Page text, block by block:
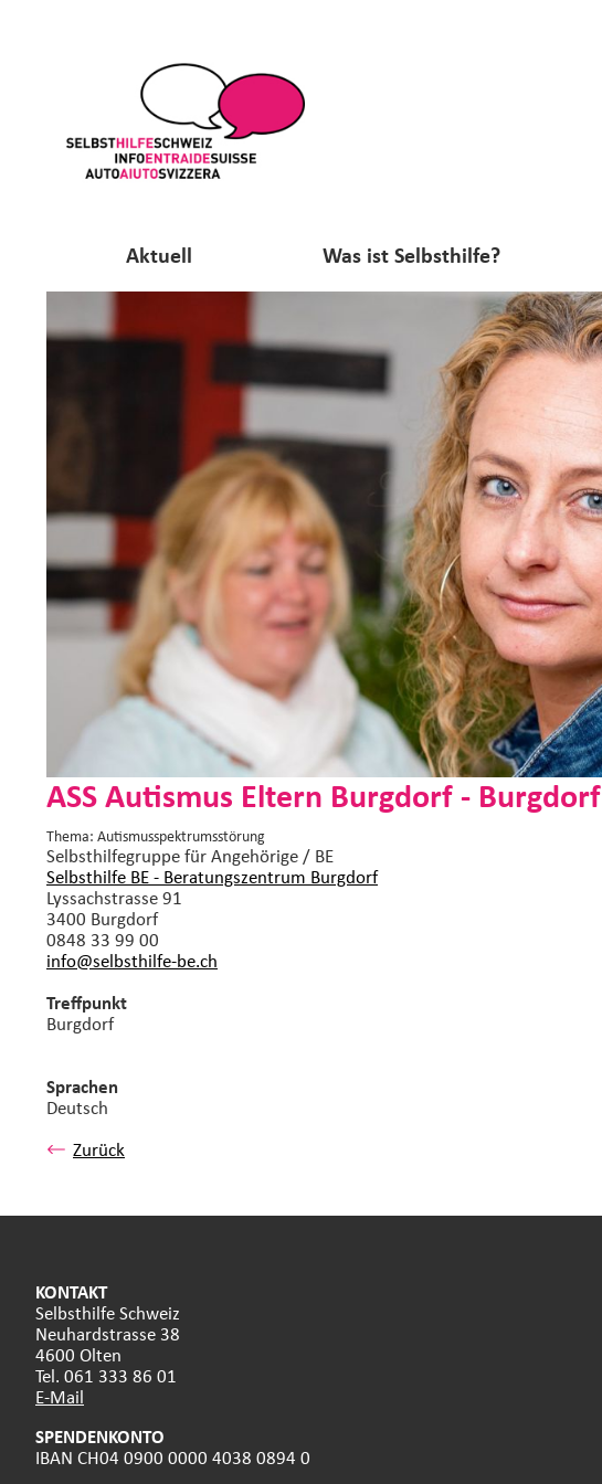
Aktuell Was ist Selbsthilfe?
ASS Autismus Eltern Burgdorf - Burgdorf
Thema: Autismusspektrumsstörung
Selbsthilfegruppefür Angehörige / BE
Selbsthilfe BE - Beratungszentrum Burgdorf
Lyssachstrasse 91
3400 Burgdorf
0848 33 99 00
info@selbsthilfe-be.ch
Treffpunkt
Burgdorf
Sprachen
Deutsch
Zurück
KONTAKT
Selbsthilfe Schweiz
Neuhardstrasse 38
4600 Olten
Tel. 061 333 86 01
E-Mail
SPENDENKONTO
IBAN CH04 0900 0000 4038 0894 0